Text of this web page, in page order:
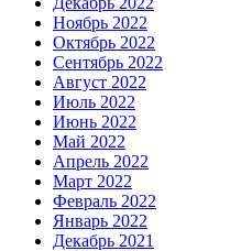
Ноябрь 2022
Октябрь 2022
Сентябрь 2022
Август 2022
Июль 2022
Июнь 2022
Май 2022
Апрель 2022
Март 2022
Февраль 2022
Январь 2022
Декабрь 2021